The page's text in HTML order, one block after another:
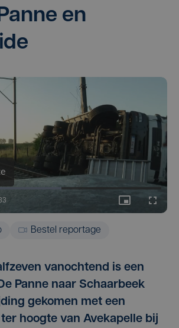
en
Bestel reportage
vanochtend is een
Panne naar Schaarbeek
gekomen met een
hoogte van Avekapelle bij